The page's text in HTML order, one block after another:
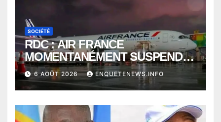
SOCIÉTÉ
RDC : AIR FRANCE
MOMENTANÉMENT SUSPENDU
ENTRE KINSHASA ET PARIS ?
6 AOÛT 2026 ENQUETENEWS.INFO